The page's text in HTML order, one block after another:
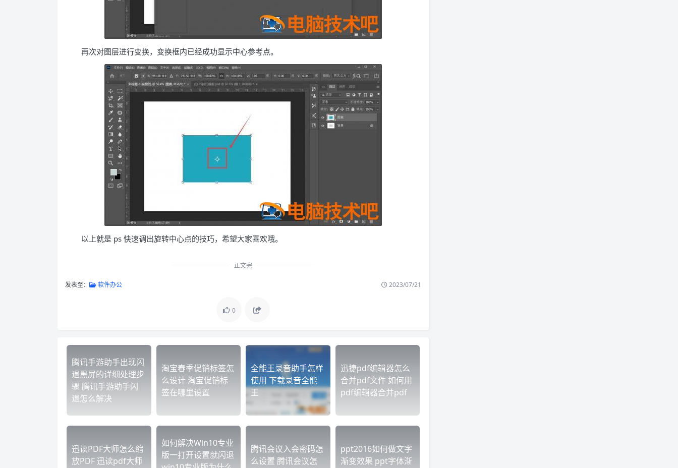
再次对图层进行变换，变换框内已经成功显示中心参考点。
以上就是 ps 快速调出旋转中心点的技巧，希望大家喜欢哦。
正文完
发表至： 软件办公 2023/07/21
0
腾讯手游助手出现闪
退黑屏的详细处理步
骤 腾讯手游助手闪
退怎么解决
淘宝春季促销标签怎
么设计 淘宝促销标
签在哪里设置
全能王录音助手怎样
使用 下载录音全能
王
迅捷pdf编辑器怎么
合并pdf文件 如何用
pdf编辑器合并pdf
迅读PDF大师怎么缩
放PDF 迅读pdf大师
如何解决Win10专业
版一打开设置就闪退
腾讯会议入会密码怎
么设置 腾讯会议怎
ppt2016如何做文字
渐变效果 ppt字体渐